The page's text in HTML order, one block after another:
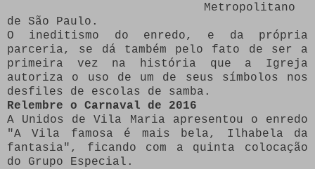
Metropolitano
de São Paulo.
O ineditismo do enredo, e da própria
parceria, se dá também pelo fato de ser a
primeira vez na história que a Igreja
autoriza o uso de um de seus símbolos nos
desfiles de escolas de samba.
Relembre o Carnaval de 2016
A Unidos de Vila Maria apresentou o enredo
"A Vila famosa é mais bela, Ilhabela da
fantasia", ficando com a quinta colocação
do Grupo Especial.